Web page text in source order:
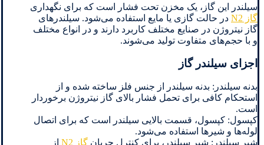
سیلندر این گاز، یک مخزن تحت فشار است که برای نگهداری
گاز N2
در حالت گازی یا مایع استفاده می‌شود. سیلندرهای
گاز نیتروژن در صنایع مختلف کاربرد دارند و در انواع مختلف
و با حجم‌های متفاوت تولید می‌شوند.
اجزای سیلندر گاز
بدنه سیلندر: بدنه سیلندر از جنس فلز ساخته شده و از
استحکام کافی برای تحمل فشار بالای گاز نیتروژن برخوردار
است.
کپسول: کپسول، قسمت بالایی سیلندر است که برای اتصال
لوله‌ها و شیرها استفاده می‌شود.
شیر سیلندر: شیر سیلندر، برای کنترل جریان گاز N2
از